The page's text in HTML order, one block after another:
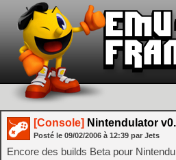
[Console] Nintendulator
Posté le 09/02/2006 à 12:39 par Jets
Encore des builds Beta pour